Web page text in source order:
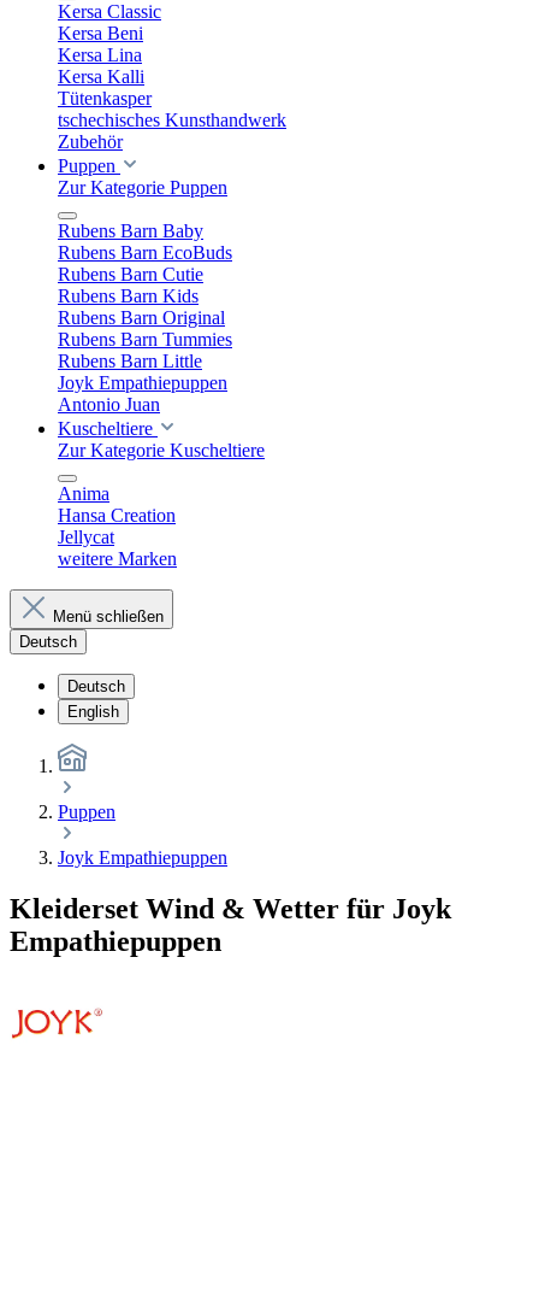
Kersa Classic
Kersa Beni
Kersa Lina
Kersa Kalli
Tütenkasper
tschechisches Kunsthandwerk
Zubehör
Puppen
Zur Kategorie Puppen
Rubens Barn Baby
Rubens Barn EcoBuds
Rubens Barn Cutie
Rubens Barn Kids
Rubens Barn Original
Rubens Barn Tummies
Rubens Barn Little
Joyk Empathiepuppen
Antonio Juan
Kuscheltiere
Zur Kategorie Kuscheltiere
Anima
Hansa Creation
Jellycat
weitere Marken
Menü schließen
Deutsch
Deutsch
English
Puppen
Joyk Empathiepuppen
Kleiderset Wind & Wetter für Joyk
Empathiepuppen